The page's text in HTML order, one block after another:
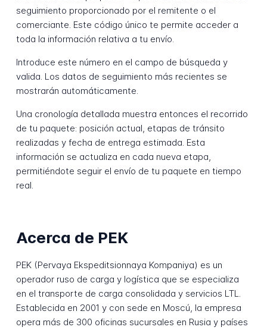
seguimiento proporcionado por el remitente o el
comerciante. Este código único te permite acceder a
toda la información relativa a tu envío.
Introduce este número en el campo de búsqueda y
valida. Los datos de seguimiento más recientes se
mostrarán automáticamente.
Una cronología detallada muestra entonces el recorrido
de tu paquete: posición actual, etapas de tránsito
realizadas y fecha de entrega estimada. Esta
información se actualiza en cada nueva etapa,
permitiéndote seguir el envío de tu paquete en tiempo
real.
Acerca de PEK
PEK (Pervaya Ekspeditsionnaya Kompaniya) es un
operador ruso de carga y logística que se especializa
en el transporte de carga consolidada y servicios LTL.
Establecida en 2001 y con sede en Moscú, la empresa
opera más de 300 oficinas sucursales en Rusia y países